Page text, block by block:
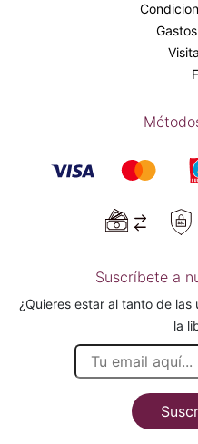
Suscríbete a
¿Quieres estar al tanto de
la